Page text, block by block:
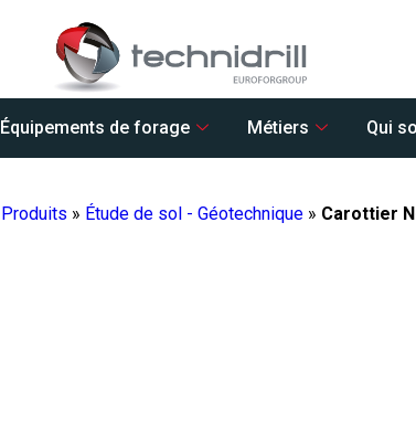
Équipements de forage Métiers Qui
Produits » Étude de sol - Géotechnique » Carottier